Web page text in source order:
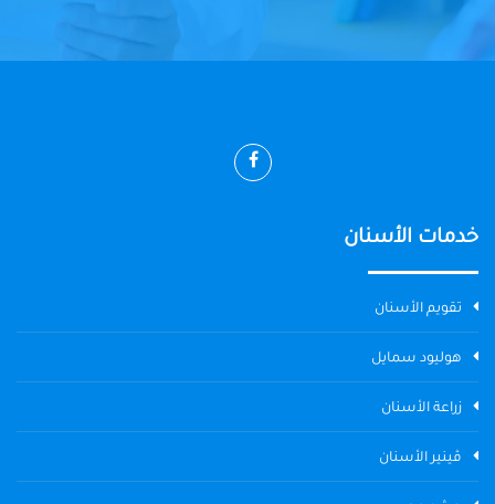
خدمات الأسنان
تقويم الأسنان
هوليود سمايل
زراعة الأسنان
ڤينير الأسنان